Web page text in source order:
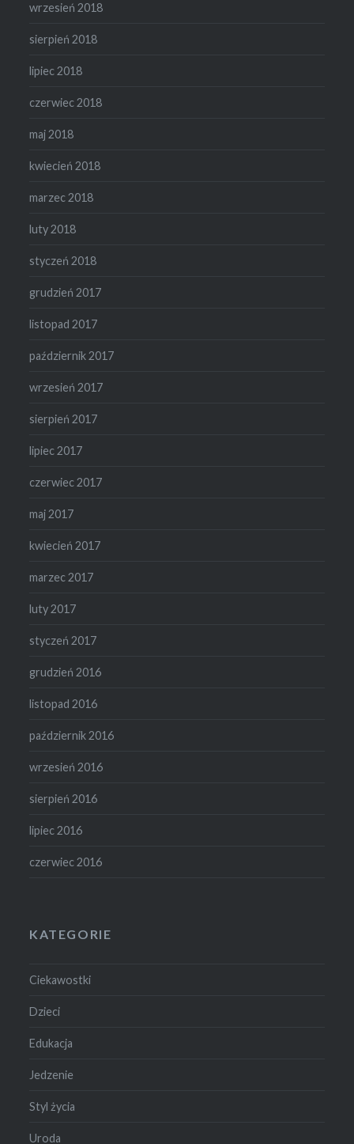
wrzesień 2018
sierpień 2018
lipiec 2018
czerwiec 2018
maj 2018
kwiecień 2018
marzec 2018
luty 2018
styczeń 2018
grudzień 2017
listopad 2017
październik 2017
wrzesień 2017
sierpień 2017
lipiec 2017
czerwiec 2017
maj 2017
kwiecień 2017
marzec 2017
luty 2017
styczeń 2017
grudzień 2016
listopad 2016
październik 2016
wrzesień 2016
sierpień 2016
lipiec 2016
czerwiec 2016
KATEGORIE
Ciekawostki
Dzieci
Edukacja
Jedzenie
Styl życia
Uroda